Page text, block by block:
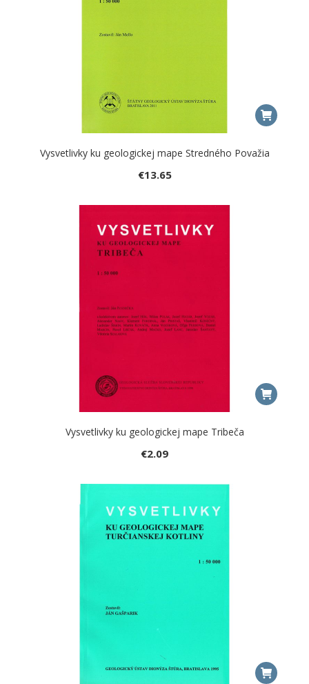
Vysvetlivky ku geologickej mape Stredného Považia
€13.65
Vysvetlivky ku geologickej mape Tribeča
€2.09